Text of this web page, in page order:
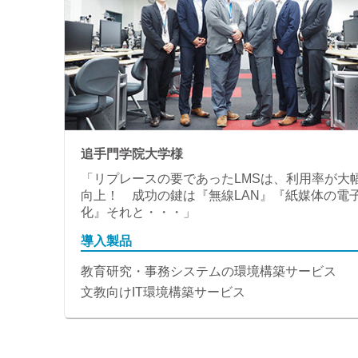
追手門学院大学様
「リプレースの要であったLMSは、利用率が大
向上！ 成功の鍵は『無線LAN』『紙媒体の電
化』それと・・・」
導入製品
教育研究・事務システムの環境構築サービス
文教向けIT環境構築サービス